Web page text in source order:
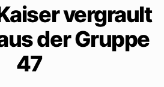
vergrault
der Gruppe
47